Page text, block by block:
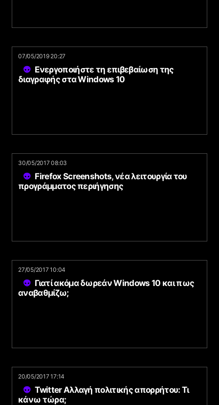
07/05/2019 20:27
Ενεργοποιήστε τη επιβεβαίωση της
διαγραφής στα Windows 10
30/05/2017 08:03
Firefox Screenshots, νέα λειτουργία του
προγράμματος περιήγησης
27/05/2017 10:04
Γιατί ακόμα δωρεάν Windows 10 και πως
αναβαθμίζω;
20/05/2017 17:14
Twitter Αλλαγή πολιτικής απορρήτου: Τι
κάνω τώρα;